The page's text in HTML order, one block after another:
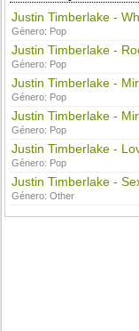
Justin Timberlake -
Género: Pop
Justin Timberlake -
Género: Pop
Justin Timberlake -
Género: Pop
Justin Timberlake -
Género: Pop
Justin Timberlake -
Género: Pop
Justin Timberlake -
Género:Other